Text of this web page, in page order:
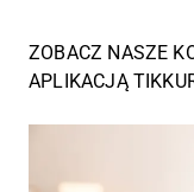
ZOBACZ NASZE
APLIKACJĄ